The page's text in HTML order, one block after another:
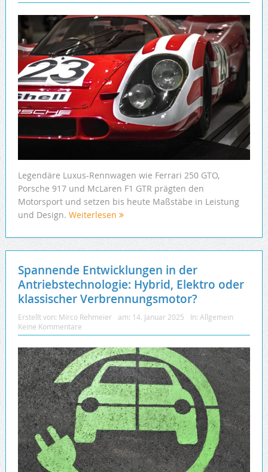
Legendäre Luxus-Rennwagen wie Ferrari 250 GTO,
Porsche 917 und McLaren F1 GTR prägten den
Motorsport und setzen bis heute Maßstäbe in Leistung
und Design. Weiterlesen
Spannende Entwicklungen in der
Antriebstechnologie: Hybrid, Elektro oder
klassischer Verbrennungsmotor?
Erstellt von: Mirco Rehmeier am: 14. Januar 2025 In: Allgemein
Keine Kommentare